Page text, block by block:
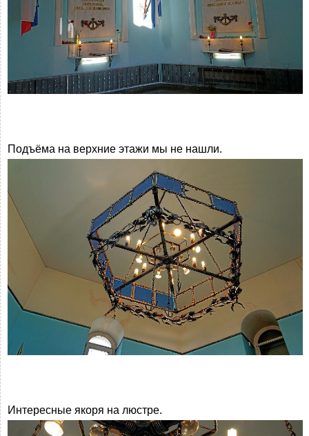
Подъёма на верхние этажи мы не нашли.
Интересные якоря на люстре.